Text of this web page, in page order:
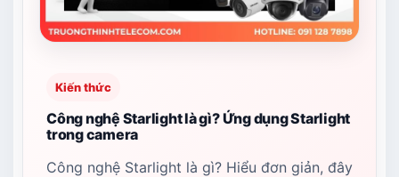
Kiến thức
Công nghệ Starlight là gì? Ứng dụng Starlight
trong camera
Công nghệ Starlight là gì? Hiểu đơn giản, đây